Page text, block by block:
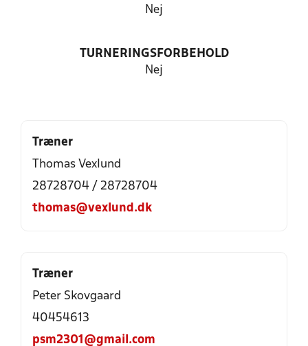
Nej
TURNERINGSFORBEHOLD
Nej
Træner
Thomas Vexlund
28728704 / 28728704
thomas@vexlund.dk
Træner
Peter Skovgaard
40454613
psm2301@gmail.com